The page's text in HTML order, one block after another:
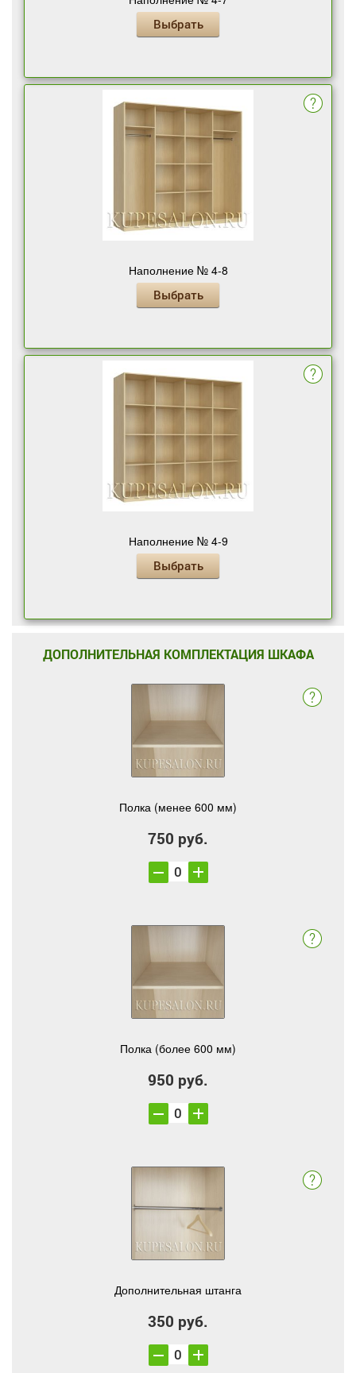
Выбрать
Наполнение № 4-8
Выбрать
Наполнение № 4-9
Выбрать
ДОПОЛНИТЕЛЬНАЯ КОМПЛЕКТАЦИЯ ШКАФА
Полка (менее 600 мм)
750 руб.
Полка (более 600 мм)
950 руб.
Дополнительная штанга
350 руб.